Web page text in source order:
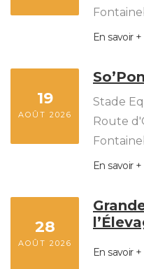
En savoir +
19
AOÛT 2026
Stade
Route
En savoir +
28
AOÛT 2026
En savoir +